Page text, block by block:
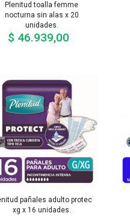
Plenitud toalla femme
nocturna sin alas x 20
unidades.
$ 46.939,00
pañales adulto protec
xg x 16 unidades.